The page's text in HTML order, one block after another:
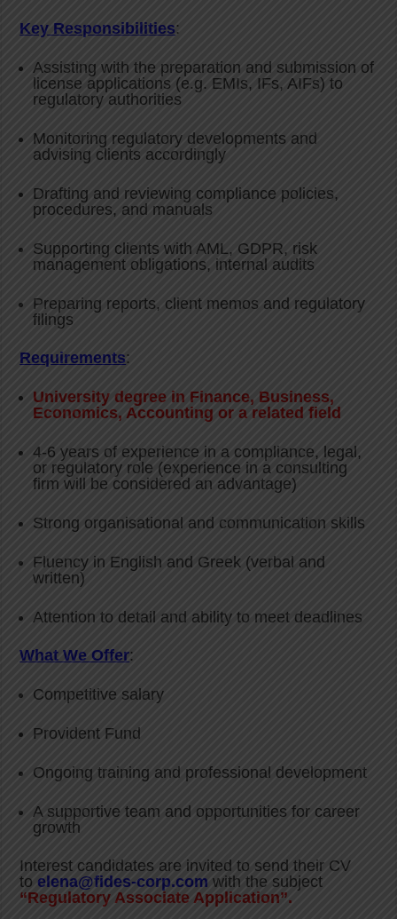
Key Responsibilities:
Assisting with the preparation and submission of
license applications (e.g. EMIs, IFs, AIFs) to
regulatory authorities
Monitoring regulatory developments and
advising clients accordingly
Drafting and reviewing compliance policies,
procedures, and manuals
Supporting clients with AML, GDPR, risk
management obligations, internal audits
Preparing reports, client memos and regulatory
filings
Requirements:
University degree in Finance, Business,
Economics, Accounting or a related field
4-6 years of experience in a compliance, legal,
or regulatory role (experience in a consulting
firm will be considered an advantage)
Strong organisational and communication skills
Fluency in English and Greek (verbal and
written)
Attention to detail and ability to meet deadlines
What We Offer:
Competitive salary
Provident Fund
Ongoing training and professional development
A supportive team and opportunities for career
growth
Interest candidates are invited to send their CV
to elena@fides-corp.com with the subject
“Regulatory Associate Application”.